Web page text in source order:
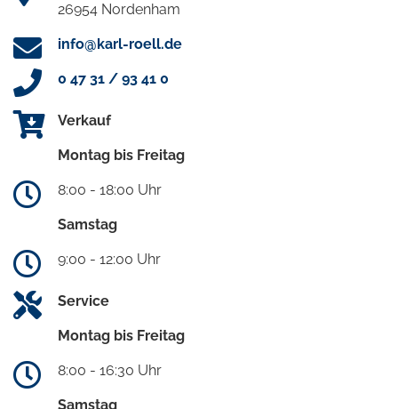
26954 Nordenham
info@karl-roell.de
0 47 31 / 93 41 0
Verkauf
Montag bis Freitag
8:00 - 18:00 Uhr
Samstag
9:00 - 12:00 Uhr
Service
Montag bis Freitag
8:00 - 16:30 Uhr
Samstag